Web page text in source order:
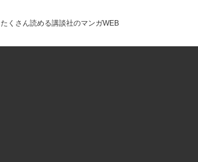
たくさん読める講談社のマンガWEB